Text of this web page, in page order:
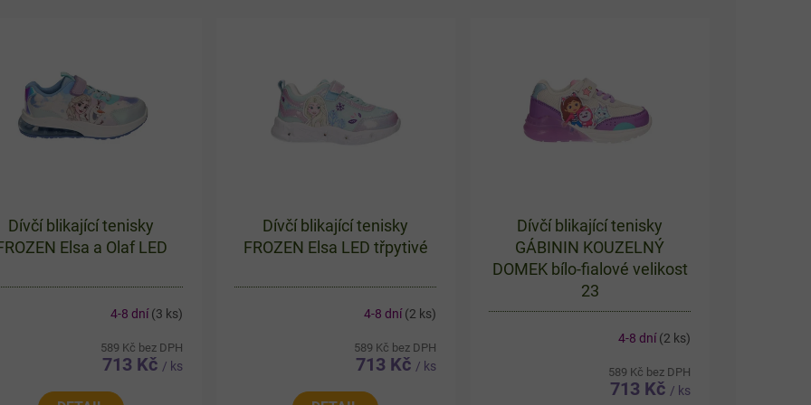
Dívčí blikající tenisky
Elsa a Olaf LED
4-8 dní(3 ks)
589 Kč bez DPH
713 Kč / ks
Dívčí blikající tenisky
FROZEN Elsa LED třpytivé
4-8 dní(2 ks)
589 Kč bez DPH
713 Kč / ks
Dívčí blikající tenisky
GÁBININ KOUZELNÝ
DOMEK bílo-fialové velikost
23
4-8 dní(2 ks)
589 Kč bez DPH
713 Kč / ks